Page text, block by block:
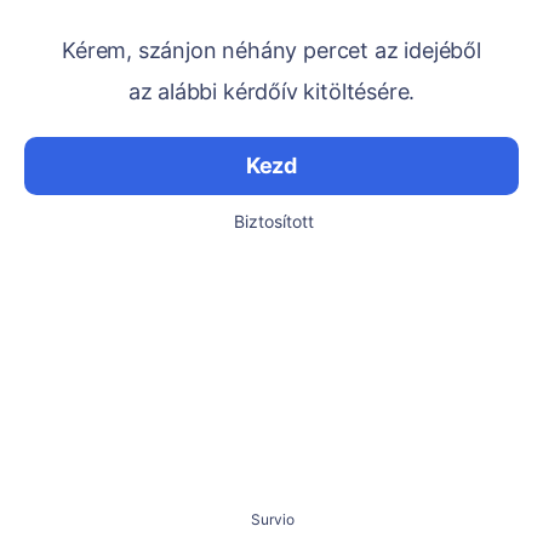
Kérem, szánjon néhány percet az idejéből
az alábbi kérdőív kitöltésére.
Kezd
Biztosított
Survio